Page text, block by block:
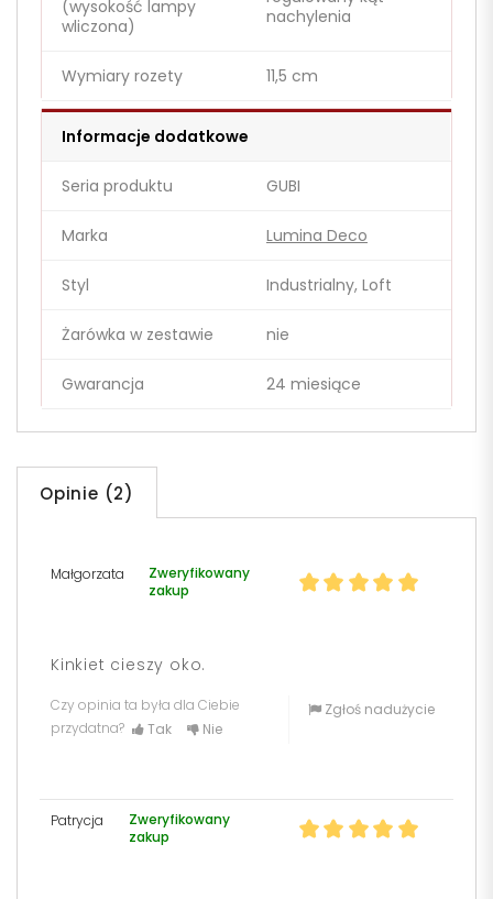
(wysokość lampy
wliczona)
nachylenia
Wymiary rozety 11,5 cm
Informacje dodatkowe
Seria produktu GUBI
Marka Lumina Deco
Styl Industrialny, Loft
Żarówka w zestawie nie
Gwarancja 24 miesiące
Opinie (2)
Małgorzata
Zweryfikowany
zakup
Kinkiet cieszy oko.
Czy opinia ta była dla Ciebie
przydatna?
Tak Nie
Zgłoś nadużycie
Patrycja
Zweryfikowany
zakup